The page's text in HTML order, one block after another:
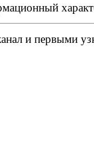
и первыми